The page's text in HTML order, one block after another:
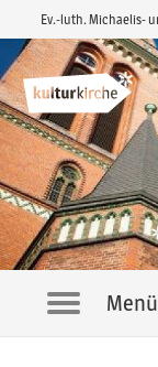
Ev.-luth. Michaelis-
NavigationMenü